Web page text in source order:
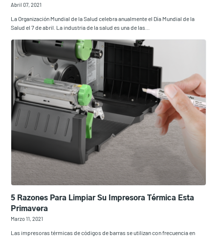
Abril 07, 2021
La Organización Mundial de la Salud celebra anualmente el Día Mundial de la
Salud el 7 de abril. La industria de la salud es una de las...
5 Razones Para Limpiar Su Impresora Térmica Esta
Primavera
Marzo 11, 2021
Las impresoras térmicas de códigos de barras se utilizan con frecuencia en